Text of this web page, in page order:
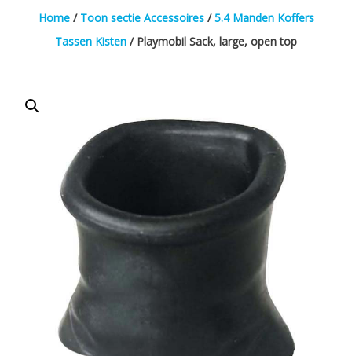
Home/ Toon sectie Accessoires/5.4 Manden Koffers
Tassen Kisten / Playmobil Sack, large, open top